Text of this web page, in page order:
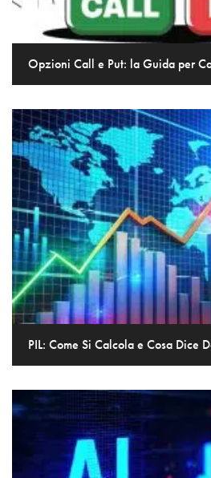
Opzioni Call e Put: la Guida per
PIL: Come Si Calcola e Cosa Dice